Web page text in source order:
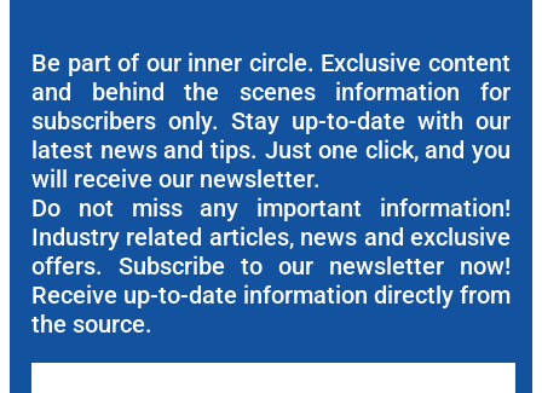
Be part of our inner circle. Exclusive content
and behind the scenes information for
subscribers only. Stay up-to-date with our
latest news and tips. Just one click, and you
will receive our newsletter.
Do not miss any important information!
Industry related articles, news and exclusive
offers. Subscribe to our newsletter now!
Receive up-to-date information directly from
the source.